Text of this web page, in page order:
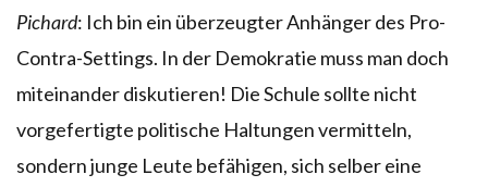
Pichard: Ich bin ein überzeugter Anhänger des Pro-
Contra-Settings. In der Demokratie muss man doch
miteinander diskutieren! Die Schule sollte nicht
vorgefertigte politische Haltungen vermitteln,
sondern junge Leute befähigen, sich selber eine